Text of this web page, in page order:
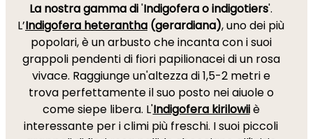
La nostra gamma di'Indigofera o indigotiers'.
L’Indigofera heterantha (gerardiana), uno dei più
popolari, è un arbusto che incanta con i suoi
grappoli pendenti di fiori papilionacei di un rosa
vivace. Raggiunge un'altezza di 1,5-2 metri e
trova perfettamente il suo posto nei aiuole o
come siepe libera. L'Indigofera kirilowiiè
interessante per i climi più freschi. I suoi piccoli